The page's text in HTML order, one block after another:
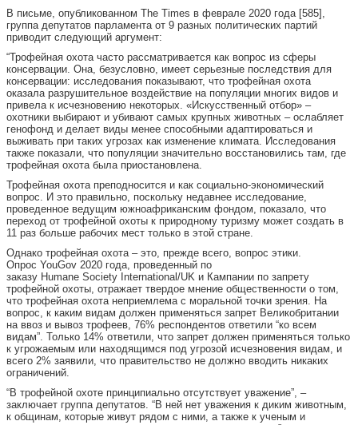
В письме, опубликованном The Times в феврале 2020 года [585],
группа депутатов парламента от 9 разных политических партий
приводит следующий аргумент:
“Трофейная охота часто рассматривается как вопрос из сферы
консервации. Она, безусловно, имеет серьезные последствия для
консервации: исследования показывают, что трофейная охота
оказала разрушительное воздействие на популяции многих видов и
привела к исчезновению некоторых. «Искусственный отбор» –
охотники выбирают и убивают самых крупных животных – ослабляет
генофонд и делает виды менее способными адаптироваться и
выживать при таких угрозах как изменение климата. Исследования
также показали, что популяции значительно восстановились там, где
трофейная охота была приостановлена.
Трофейная охота преподносится и как социально-экономический
вопрос. И это правильно, поскольку недавнее исследование,
проведенное ведущим южноафриканским фондом, показало, что
переход от трофейной охоты к природному туризму может создать в
11 раз больше рабочих мест только в этой стране.
Однако трофейная охота – это, прежде всего, вопрос этики.
Опрос YouGov 2020 года, проведенный по
заказу Humane Society International/UK и Кампании по запрету
трофейной охоты, отражает твердое мнение общественности о том,
что трофейная охота неприемлема с моральной точки зрения. На
вопрос, к каким видам должен применяться запрет Великобритании
на ввоз и вывоз трофеев, 76% респондентов ответили “ко всем
видам”. Только 14% ответили, что запрет должен применяться только
к угрожаемым или находящимся под угрозой исчезновения видам, и
всего 2% заявили, что правительство не должно вводить никаких
ограничений.
“В трофейной охоте принципиально отсутствует уважение”, –
заключает группа депутатов. “В ней нет уважения к диким животным,
к общинам, которые живут рядом с ними, а также к ученым и